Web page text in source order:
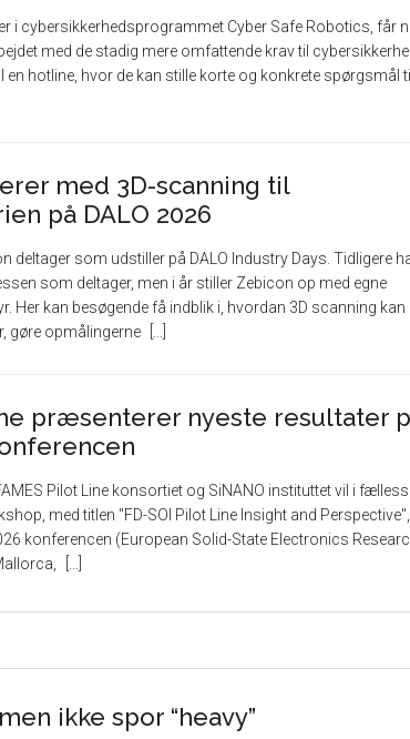
i cybersikkerhedsprogrammet Cyber Safe Robotics, får
med de stadig mere omfattende krav til
en hotline, hvor de kan stille korte og konkrete spørgsmål til
med 3D-scanning til
på DALO 2026
deltager som udstiller på DALO Industry Days. Tidligere
som deltager, men i år stiller Zebicon op med egne
Her kan besøgende få indblik i, hvordan 3D scanning kan
gøre opmålingerne
præsenterer nyeste resultater
Pilot Line konsortiet og SiNANO instituttet vil i
med titlen "FD-SOI Pilot Line Insight and Perspective",
konferencen (European Solid-State Electronics
ikke spor “heavy”